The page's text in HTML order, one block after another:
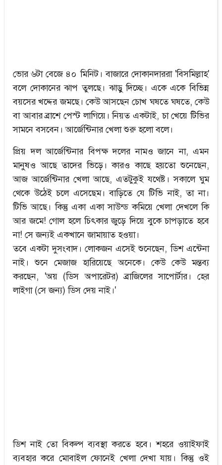
ভোর ৬টা বেজে ৪০ মিনিট। বাজারে দোকানদাররা 'বিসমিল্লাহ'
বলে দোকানের ঝাপ তুলছে। ঝাড়ু দিচ্ছে। একে একে বিভিন্ন
বয়সের খদ্দের জমছে। কেউ আসছেন চোখ ঘষতে ঘষতে, কেউ
বা আবার ব্রাশে পেস্ট লাগিয়ে। নিয়ত একটাই, চা খেয়ে টিভির
সামনে বসবেন। আর্জেন্টিনার খেলা শুরু হলো বলে।
প্রিয় দল আর্জেন্টিনার বিপক্ষ দলের নামও জানে না, এমন
মানুষও আছে তাদের ভিড়ে। কারও কাছে হয়তো শুনেছেন,
আজ আর্জেন্টিনার খেলা আছে, এতটুকুই যথেষ্ট। সকালে ঘুম
থেকে উঠেই চলে এসেছেম। বাড়িতে যে টিভি নাই, তা না।
টিভি আছে। কিন্তু একা একা সাউন্ড কমিয়ে খেলা দেখলে কি
আর জমে! গোল হলে চিৎকার জুড়ে দিয়ে বুকে চাপড়াতে হবে
না! সে জন্যই একখানে জামায়াত হওয়া।
তবে একটা দুসংবাদ। লোকজন এসেই শুনেছেন, ডিশ এন্টেনা
নাই। শুনে মেজাজ হারিয়েছে অনেকে। কেউ কেউ মন্তব্য
করছেন, 'অয় (ডিস অপারেটর) ব্রাজিলের সাপোর্টার। হের
লাইগা (সে জন্য) ডিস দেয় নাই।'
ডিশ নাই তো বিকল্প ব্যবস্থা করতে হবে। শহরে ওয়াইফাই
ব্যবহার করে মোবাইল ফোনেই খেলা দেখা যায়। কিন্তু ওই